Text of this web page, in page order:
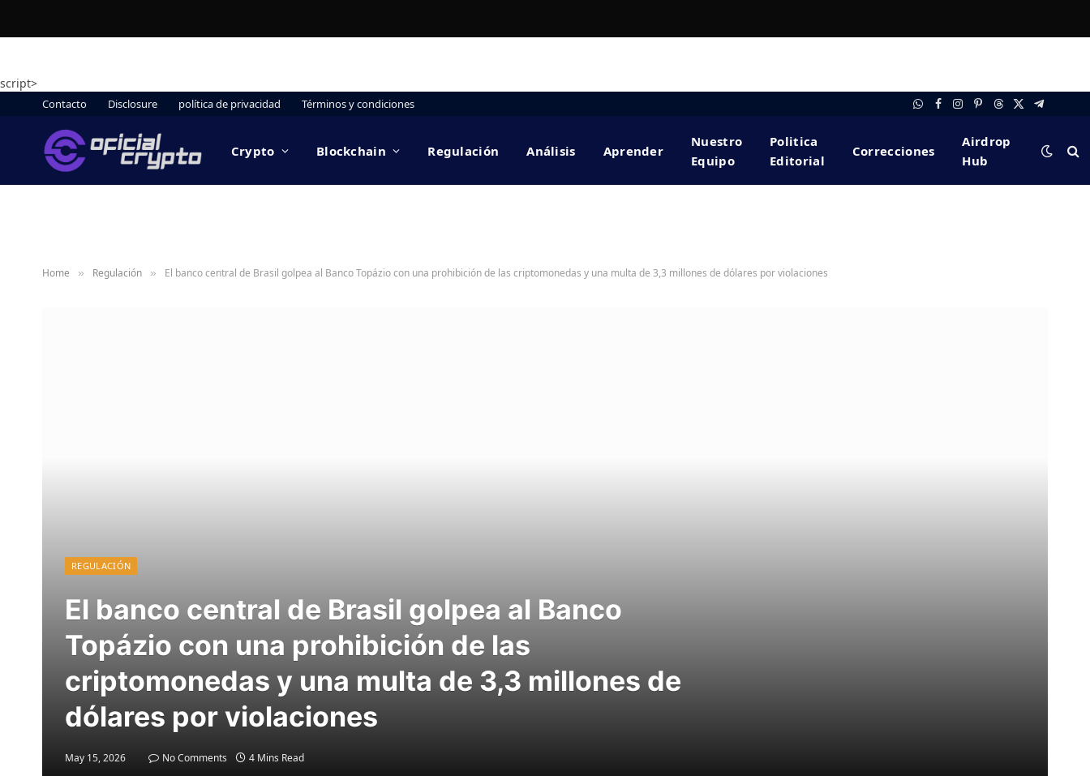
script>
Contacto Disclosure política de privacidad Términos y condiciones WhatsApp
FacebookInstagram
Pinterest
Threads
X
Telegram
Crypto Blockchain Regulación Análisis Aprender
Nuestro
Equipo
Politica
Editorial
Correcciones
Airdrop
Hub
Home » Regulación » El banco central de Brasil golpea al Banco Topázio con una prohibición de las criptomonedas y una multa de 3,3 millones de dólares por violaciones
REGULACIÓN
El banco central de Brasil golpea al Banco
Topázio con una prohibición de las
criptomonedas y una multa de 3,3 millones de
dólares por violaciones
May 15, 2026 No Comments 4 Mins Read